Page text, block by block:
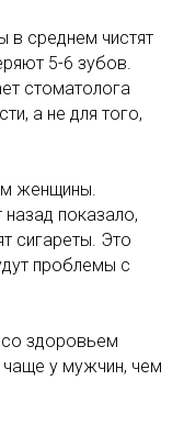
в среднем чистят
5-6 зубов.
стоматолога
а не для того,
женщины.
показало,
сигареты. Это
проблемы с
здоровьем
чаще у мужчин, чем